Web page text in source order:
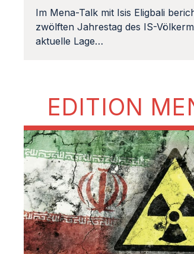
Im Mena-Talk mit Isis Eligbali
zwölften Jahrestag des IS-
aktuelle Lage…
EDITION